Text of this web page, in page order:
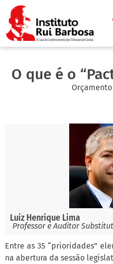
O que é o
Luiz Henrique Lima
Professor e Auditor
Entre as 35 “prioridades”
na abertura da sessão